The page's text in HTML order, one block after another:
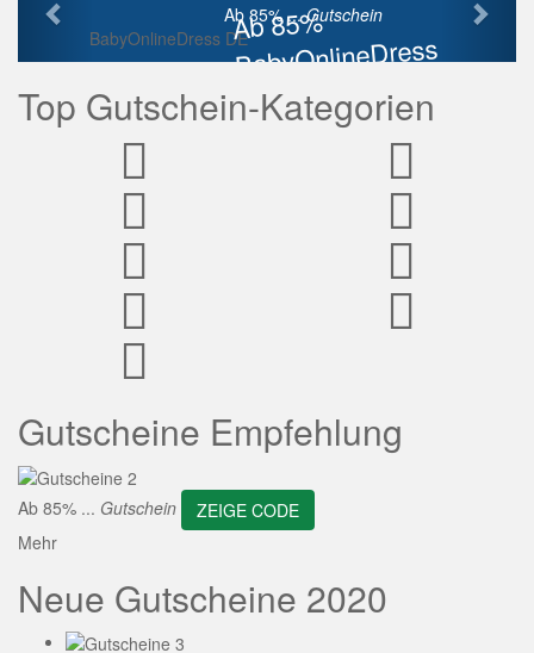
Ab 85%
BabyOnlineDress
Rabatt
Ab 85% ...Gutschein
BabyOnlineDress DE
Top Gutschein-Kategorien
Gutscheine Empfehlung
Ab 85% ... Gutschein
ZEIGE CODE
Mehr
Neue Gutscheine 2020